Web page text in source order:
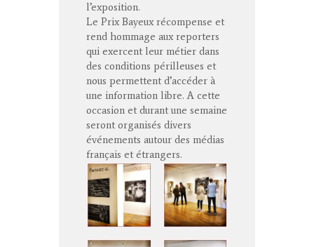
l’exposition.
Le Prix Bayeux récompense et
rend hommage aux reporters
qui exercent leur métier dans
des conditions périlleuses et
nous permettent d’accéder à
une information libre. A cette
occasion et durant une semaine
seront organisés divers
événements autour des médias
français et étrangers.